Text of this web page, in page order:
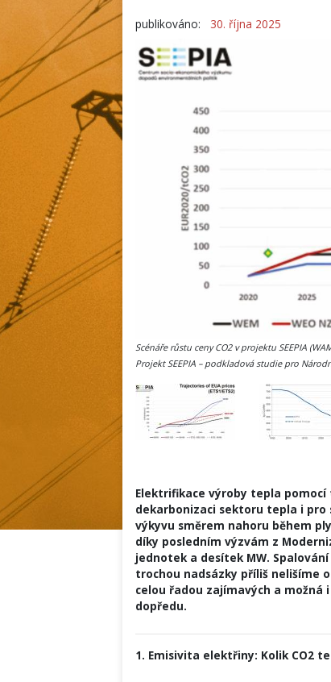
publikováno: 30. října 2025
Scénáře růstu ceny CO2 v projektu SEEPIA
Projekt SEEPIA – podkladová studie pro
Elektrifikace výroby tepla
dekarbonizaci sektoru tepla i
výkyvu směrem nahoru během
díky posledním výzvám z
jednotek a desítek MW.
trochou nadsázky příliš nelišíme
celou řadou zajímavých a možná
dopředu.
1. Emisivita elektřiny: Kolik CO2